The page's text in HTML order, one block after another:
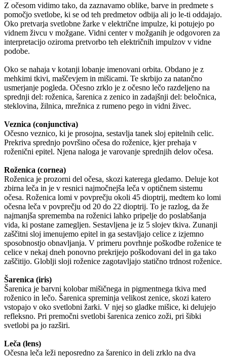
Z očesom vidimo tako, da zaznavamo oblike, barve in predmete s
pomočjo svetlobe, ki se od teh predmetov odbija ali jo le-ti oddajajo.
Oko pretvarja svetlobne žarke v električne impulze, ki potujejo po
vidnem živcu v možgane. Vidni center v možganih je odgovoren za
interpretacijo oziroma pretvorbo teh električnih impulzov v vidne
podobe.
Oko se nahaja v kotanji lobanje imenovani orbita. Obdano je z
mehkimi tkivi, maščevjem in mišicami. Te skrbijo za natančno
usmerjanje pogleda. Očesno zrklo je z očesno lečo razdeljeno na
sprednji del: roženica, šarenica z zenico in zadajšnji del: beločnica,
steklovina, žilnica, mrežnica z rumeno pego in vidni živec.
Veznica (conjunctiva)
Očesno veznico, ki je prosojna, sestavlja tanek sloj epitelnih celic.
Prekriva sprednjo površino očesa do roženice, kjer prehaja v
roženični epitel. Njena naloga je varovanje sprednjih delov očesa.
Roženica (cornea)
Roženica je prozorni del očesa, skozi katerega gledamo. Deluje kot
zbirna leča in je v resnici najmočnejša leča v optičnem sistemu
očesa. Roženica lomi v povprečju okoli 45 dioptrij, medtem ko lomi
očesna leča v povprečju od 20 do 22 dioptrij. To je razlog, da že
najmanjša sprememba na roženici lahko pripelje do poslabšanja
vida, ki postane zamegljen. Sestavljena je iz 5 slojev tkiva. Zunanji
zaščitni sloj imenujemo epitel in ga sestavljajo celice z izjemno
sposobnostjo obnavljanja. V primeru povrhnje poškodbe roženice te
celice v nekaj dneh ponovno prekrijejo poškodovani del in ga tako
zaščitijo. Globlji sloji roženice zagotavljajo statično trdnost roženice.
Šarenica (iris)
Šarenica je barvni kolobar mišičnega in pigmentnega tkiva med
roženico in lečo. Šarenica spreminja velikost zenice, skozi katero
vstopajo v oko svetlobni žarki. V njej so gladke mišice, ki delujejo
refleksno. Pri premočni svetlobi šarenica zenico zoži, pri šibki
svetlobi pa jo razširi.
Leča (lens)
Očesna leča leži neposredno za šarenico in deli zrklo na dva